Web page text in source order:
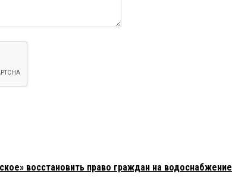
восстановить право граждан на водоснабжение